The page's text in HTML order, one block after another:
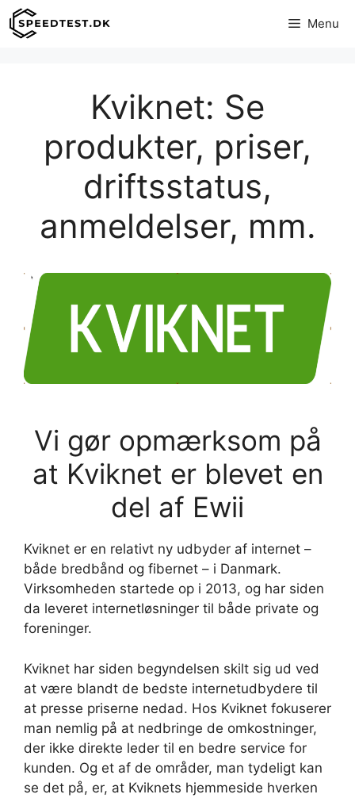
Hop
til
Menu
Kviknet: Se
produkter, priser,
driftsstatus,
anmeldelser, mm.
Vi gør opmærksom på
at Kviknet er blevet en
del af Ewii
Kviknet er en relativt ny udbyder af internet –
både bredbånd og fibernet – i Danmark.
Virksomheden startede op i 2013, og har siden
da leveret internetløsninger til både private og
foreninger.
Kviknet har siden begyndelsen skilt sig ud ved
at være blandt de bedste internetudbydere til
at presse priserne nedad. Hos Kviknet fokuserer
man nemlig på at nedbringe de omkostninger,
der ikke direkte leder til en bedre service for
kunden. Og et af de områder, man tydeligt kan
se det på, er, at Kviknets hjemmeside hverken